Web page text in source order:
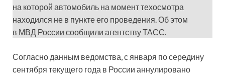
на которой автомобиль на момент техосмотра
находился не в пункте его проведения. Об этом
в МВД России сообщили агентству ТАСС.
Согласно данным ведомства, с января по середину
сентября текущего года в России аннулировано